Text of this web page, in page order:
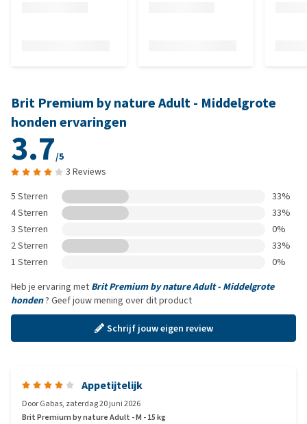
Brit Premium by nature Adult - Middelgrote
honden ervaringen
3.7/5
3 Reviews
5 Sterren
33%
4 Sterren
33%
3 Sterren
0%
2 Sterren
33%
1 Sterren
0%
Heb je ervaring met Brit Premium by nature Adult - Middelgrote
honden? Geef jouw mening over dit product
Schrijf jouw eigen review
Appetijtelijk
DoorGabas, zaterdag 20 juni 2026
Brit Premium by nature Adult - M - 15 kg